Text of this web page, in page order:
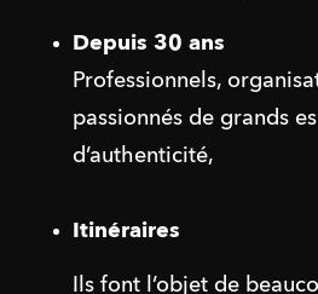
Depuis 30 ans
Professionnels,
passionnés de grands
d’authenticité,
Itinéraires
Ils font l’objet de